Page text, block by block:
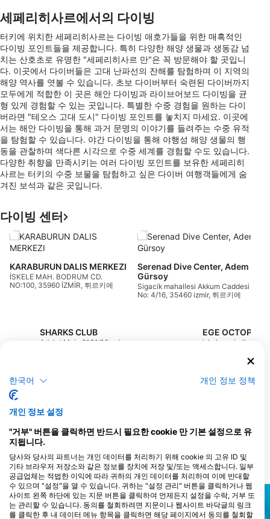
세페리히사르에서의 다이빙
터키에 위치한 세페리히사르는 다이빙 애호가들을 위한 매혹적인
다이빙 포인트들을 제공합니다. 특히 다양한 해양 생물과 생동감 넘
치는 산호초로 유명한 "세페리히사르 만"은 꼭 방문해야 할 곳입니
다. 이곳에서 다이버들은 고대 난파선의 잔해를 탐험하며 이 지역의
해양 역사를 엿볼 수 있습니다. 초보 다이버부터 숙련된 다이버까지
모두에게 적합한 이 곳은 해안 다이빙과 라이브어보드 다이빙을 균
형 있게 경험할 수 있는 곳입니다. 특별한 수중 경험을 원하는 다이
버라면 "테오스 고대 도시" 다이빙 포인트를 놓치지 마세요. 이곳에
서는 해안 다이빙을 통해 과거 문명의 이야기를 들려주는 수중 유적
을 탐험할 수 있습니다. 야간 다이빙을 통해 야행성 해양 생물의 행
동을 관찰하며 색다른 시각으로 수중 세계를 경험할 수도 있습니다.
다양한 취향을 만족시키는 여러 다이빙 포인트를 보유한 세페리히
사르는 터키의 수중 보물을 탐험하고 싶은 다이버 여행객들에게 숨
겨진 보석과 같은 곳입니다.
다이빙 센터
KARABURUN DALIS MERKEZI
İSKELE MAH. BODRUM CD.
NO:100, 35960 İZMİR, 튀르키에
Serenad Dive Center, Adem
Gürsoy
Sigacik mahallesi Akkum Caddesi
No: 4/16, 35460 izmir, 튀르키에
SHARKS CLUB
Adalet Mah. 2131/10 sok.
CANDARLI BALIKCI
Sokak No:27 Alacati, 35930
IZMIR, 튀르키에
iskele mahallesi
Akarca Mah.
75/1, izmir, 튀르키에
다이빙 사이트
한국어 개인 정보 정책
개인 정보 설정
"거부" 버튼을 클릭하면 반드시 필요한 cookie 만 기본 설정으로 유
지됩니다.
당사와 당사의 파트너는 개인 데이터를 처리하기 위해 cookie 의 고유 ID 및
기타 브라우저 저장소와 같은 정보를 장치에 저장 및/또는 액세스합니다. 일부
공급업체는 적법한 이익에 따라 귀하의 개인 데이터를 처리하여 이에 반대할
수 있으며 "설정"을 열 수 있습니다. 귀하는 "설정 관리" 버튼을 클릭하거나 웹
사이트 왼쪽 하단에 있는 지문 버튼을 클릭하여 언제든지 설정을 수락, 거부 또
는 관리할 수 있습니다. 동의를 철회하려면 지문이나 웹사이트 바닥글의 링크
를 클릭한 후 내 데이터 메뉴 항목을 클릭하면 해당 페이지에서 동의를 철회할